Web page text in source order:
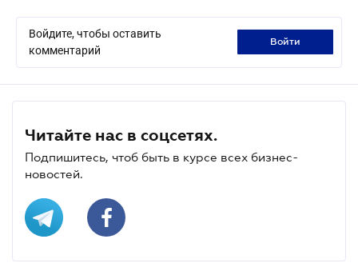
Войдите, чтобы оставить
комментарий
войти
Читайте нас в соцсетях.
Подпишитесь, чтоб быть в курсе всех бизнес-
новостей.